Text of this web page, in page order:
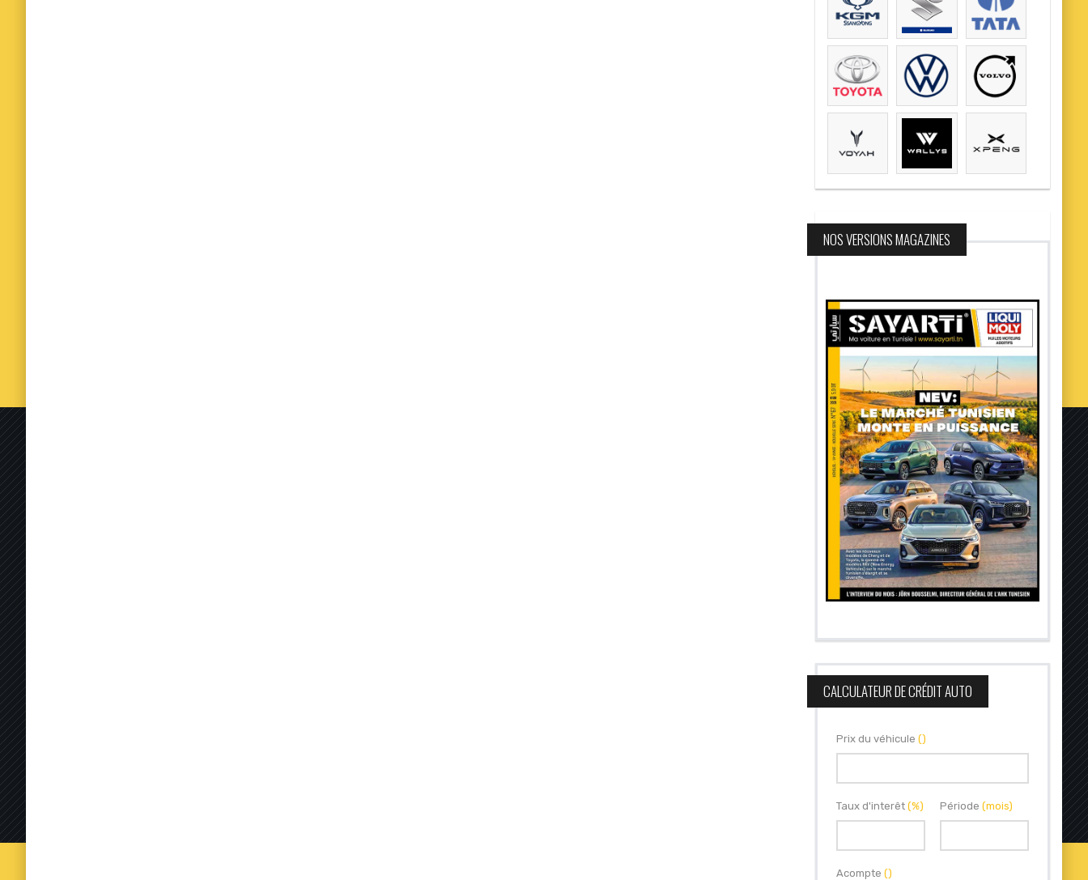
NOS VERSIONS MAGAZINES
CALCULATEUR DE CRÉDIT AUTO
Prix du véhicule ()
Taux d'interêt (%) Période (mois)
Acompte ()